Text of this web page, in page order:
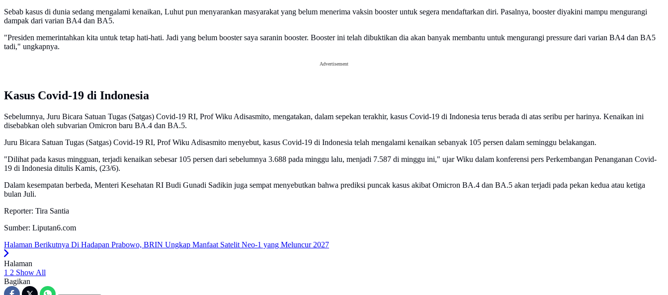
Sebab kasus di dunia sedang mengalami kenaikan, Luhut pun menyarankan masyarakat yang belum menerima vaksin booster untuk segera mendaftarkan diri. Pasalnya, booster diyakini mampu mengurangi
dampak dari varian BA4 dan BA5.
"Presiden memerintahkan kita untuk tetap hati-hati. Jadi yang belum booster saya saranin booster. Booster ini telah dibuktikan dia akan banyak membantu untuk mengurangi pressure dari varian BA4 dan BA5
tadi," ungkapnya.
Advertisement
Kasus Covid-19 di Indonesia
Sebelumnya, Juru Bicara Satuan Tugas (Satgas) Covid-19 RI, Prof Wiku Adisasmito, mengatakan, dalam sepekan terakhir, kasus Covid-19 di Indonesia terus berada di atas seribu per harinya. Kenaikan ini
disebabkan oleh subvarian Omicron baru BA.4 dan BA.5.
Juru Bicara Satuan Tugas (Satgas) Covid-19 RI, Prof Wiku Adisasmito menyebut, kasus Covid-19 di Indonesia telah mengalami kenaikan sebanyak 105 persen dalam seminggu belakangan.
"Dilihat pada kasus mingguan, terjadi kenaikan sebesar 105 persen dari sebelumnya 3.688 pada minggu lalu, menjadi 7.587 di minggu ini," ujar Wiku dalam konferensi pers Perkembangan Penanganan Covid-
19 di Indonesia ditulis Kamis, (23/6).
Dalam kesempatan berbeda, Menteri Kesehatan RI Budi Gunadi Sadikin juga sempat menyebutkan bahwa prediksi puncak kasus akibat Omicron BA.4 dan BA.5 akan terjadi pada pekan kedua atau ketiga
bulan Juli.
Reporter: Tira Santia
Sumber: Liputan6.com
Halaman Berikutnya Di Hadapan Prabowo, BRIN Ungkap Manfaat Satelit Neo-1 yang Meluncur 2027
Halaman
1 2 Show All
Bagikan